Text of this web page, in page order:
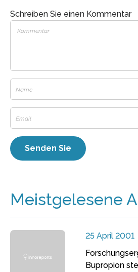
Schreiben Sie einen Kommentar
Meistgelesene
25 April 2001
Bupropion